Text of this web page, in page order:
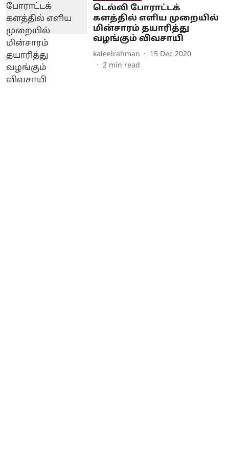
டெல்லி போராட்டக்
களத்தில் எளிய முறையில்
மின்சாரம் தயாரித்து
வழங்கும் விவசாயி
kaleelrahman
15 Dec 2020
2 min read